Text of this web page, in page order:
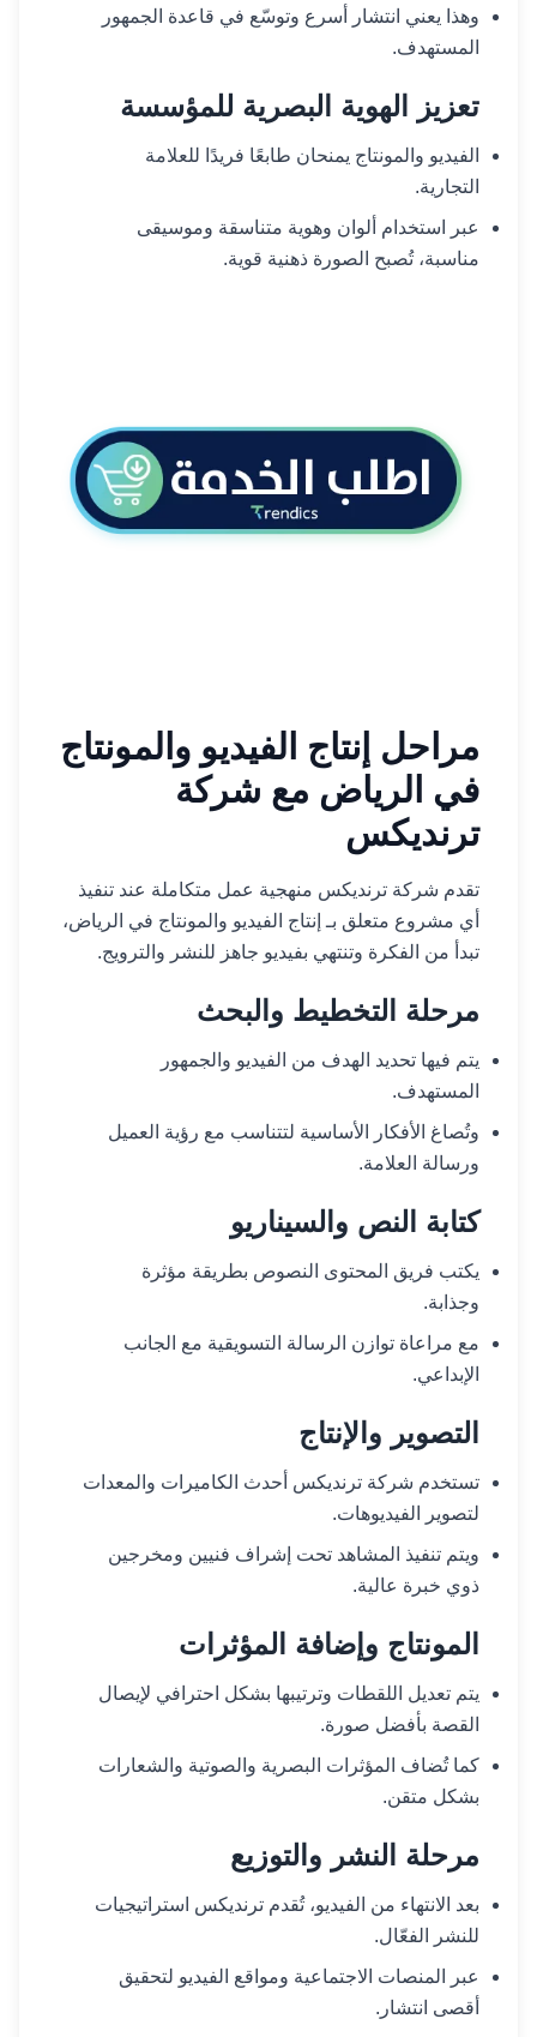
وهذا يعني انتشار أسرع وتوسّع في قاعدة الجمهور
المستهدف.
تعزيز الهوية البصرية للمؤسسة
الفيديو والمونتاج يمنحان طابعًا فريدًا للعلامة
التجارية.
عبر استخدام ألوان وهوية متناسقة وموسيقى
مناسبة، تُصبح الصورة ذهنية قوية.
مراحل إنتاج الفيديو والمونتاج
في الرياض مع شركة
ترنديكس
تقدم شركة ترنديكس منهجية عمل متكاملة عند تنفيذ
أي مشروع متعلق بـ إنتاج الفيديو والمونتاج في الرياض،
تبدأ من الفكرة وتنتهي بفيديو جاهز للنشر والترويج.
مرحلة التخطيط والبحث
يتم فيها تحديد الهدف من الفيديو والجمهور
المستهدف.
وتُصاغ الأفكار الأساسية لتتناسب مع رؤية العميل
ورسالة العلامة.
كتابة النص والسيناريو
يكتب فريق المحتوى النصوص بطريقة مؤثرة
وجذابة.
مع مراعاة توازن الرسالة التسويقية مع الجانب
الإبداعي.
التصوير والإنتاج
تستخدم شركة ترنديكس أحدث الكاميرات والمعدات
لتصوير الفيديوهات.
ويتم تنفيذ المشاهد تحت إشراف فنيين ومخرجين
ذوي خبرة عالية.
المونتاج وإضافة المؤثرات
يتم تعديل اللقطات وترتيبها بشكل احترافي لإيصال
القصة بأفضل صورة.
كما تُضاف المؤثرات البصرية والصوتية والشعارات
بشكل متقن.
مرحلة النشر والتوزيع
بعد الانتهاء من الفيديو، تُقدم ترنديكس استراتيجيات
للنشر الفعّال.
عبر المنصات الاجتماعية ومواقع الفيديو لتحقيق
أقصى انتشار.